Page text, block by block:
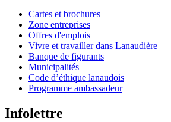
Cartes et brochures
Zone entreprises
Offres d'emplois
Vivre et travailler dans Lanaudière
Banque de figurants
Municipalités
Code d’éthique lanaudois
Programme ambassadeur
Infolettre